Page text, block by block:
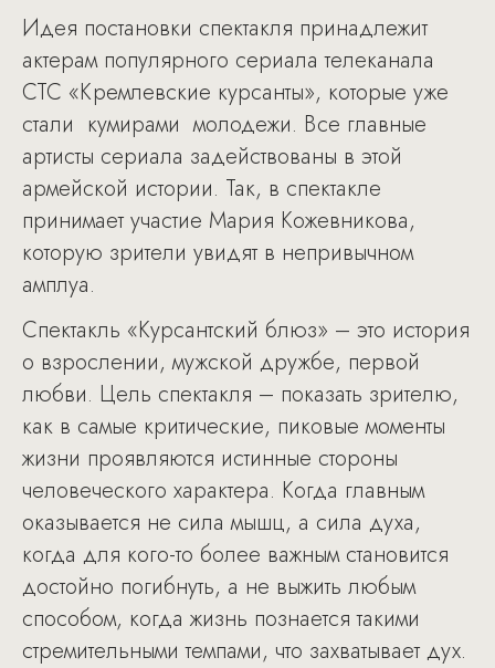
Идея постановки спектакля принадлежит
актерам популярного сериала телеканала
СТС «Кремлевские курсанты», которые уже
стали кумирами молодежи. Все главные
артисты сериала задействованы в этой
армейской истории. Так, в спектакле
принимает участие Мария Кожевникова,
которую зрители увидят в непривычном
амплуа.
Спектакль «Курсантский блюз» – это история
о взрослении, мужской дружбе, первой
любви. Цель спектакля – показать зрителю,
как в самые критические, пиковые моменты
жизни проявляются истинные стороны
человеческого характера. Когда главным
оказывается не сила мышц, а сила духа,
когда для кого-то более важным становится
достойно погибнуть, а не выжить любым
способом, когда жизнь познается такими
стремительными темпами, что захватывает дух.